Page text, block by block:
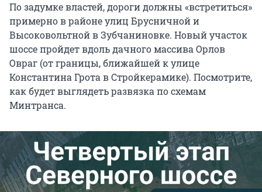
По задумке властей, дороги должны «встретиться»
примерно в районе улиц Брусничной и
Высоковольтной в Зубчаниновке. Новый участок
шоссе пройдет вдоль дачного массива Орлов
Овраг (от границы, ближайшей к улице
Константина Грота в Стройкерамике). Посмотрите,
как будет выглядеть развязка по схемам
Минтранса.